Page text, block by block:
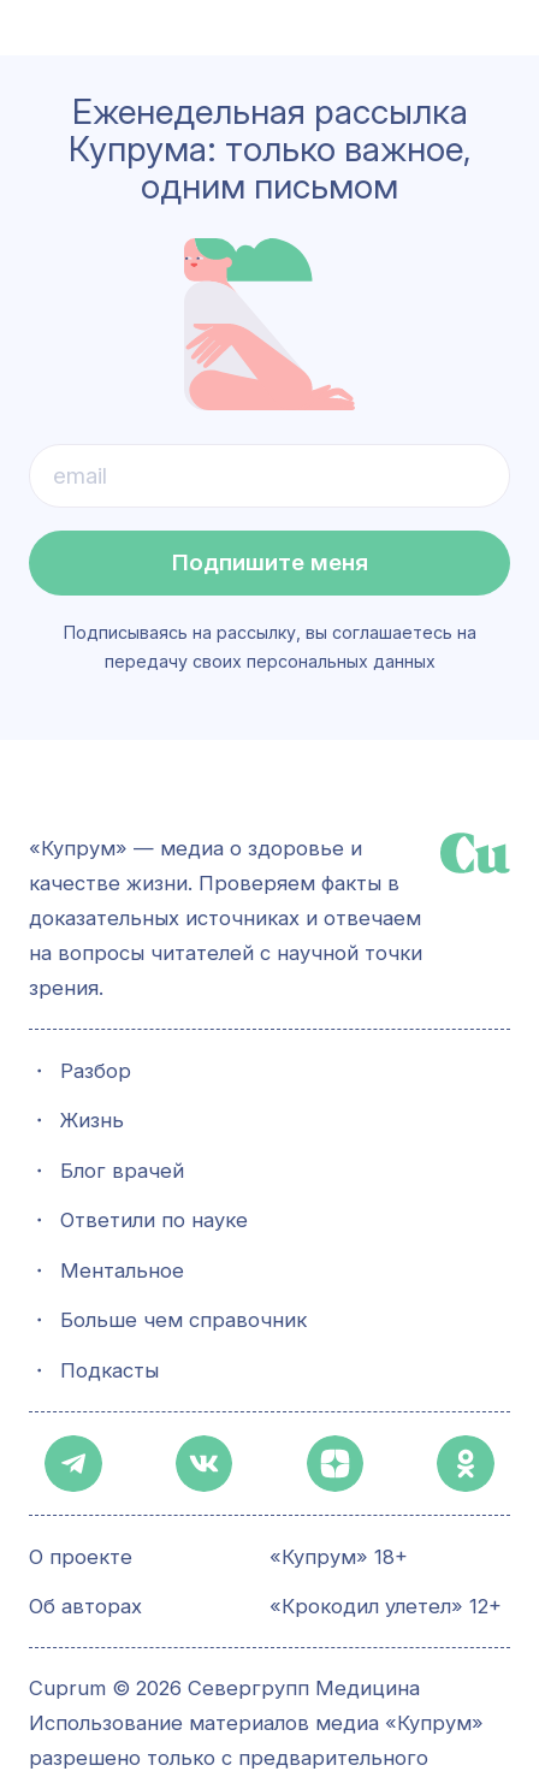
Еженедельная рассылка
Купрума: только важное,
одним письмом
Подпишите меня
Подписываясь на рассылку, вы соглашаетесь на
передачу своих персональных данных
«Купрум» — медиа о здоровье и
качестве жизни. Проверяем факты в
доказательных источниках и отвечаем
на вопросы читателей с научной точки
зрения.
・ Разбор
・ Жизнь
・ Блог врачей
・ Ответили по науке
・ Ментальное
・ Больше чем справочник
・ Подкасты
О проекте
Об авторах
«Купрум» 18+
«Крокодил улетел» 12+
Cuprum © 2026 Севергрупп Медицина
Использование материалов медиа «Купрум»
разрешено только с предварительного